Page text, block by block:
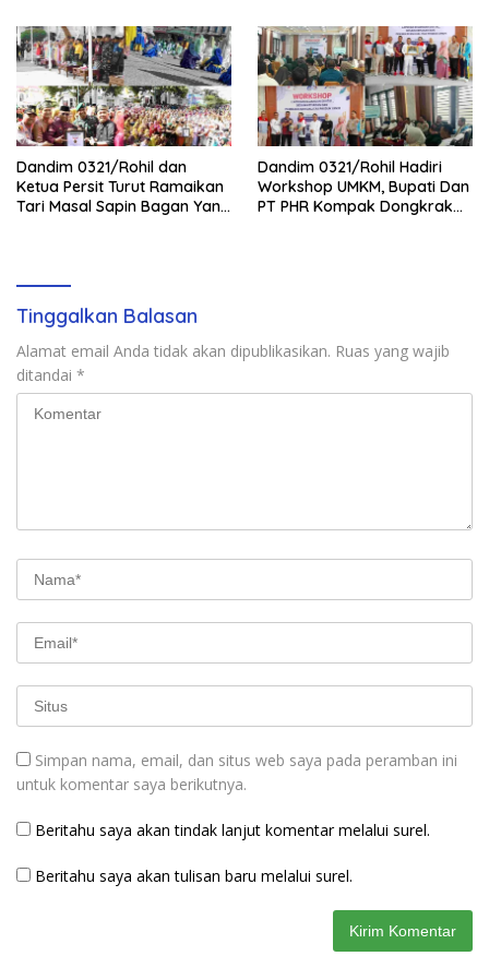
Dandim 0321/Rohil dan
Ketua Persit Turut Ramaikan
Tari Masal Sapin Bagan Yang
Dandim 0321/Rohil Hadiri
Workshop UMKM, Bupati Dan
PT PHR Kompak Dongkrak
Tinggalkan Balasan
Alamat email Anda tidak akan dipublikasikan. Ruas yang wajib
ditandai *
Simpan nama, email, dan situs web saya pada peramban ini
untuk komentar saya berikutnya.
Beritahu saya akan tindak lanjut komentar melalui surel.
Beritahu saya akan tulisan baru melalui surel.